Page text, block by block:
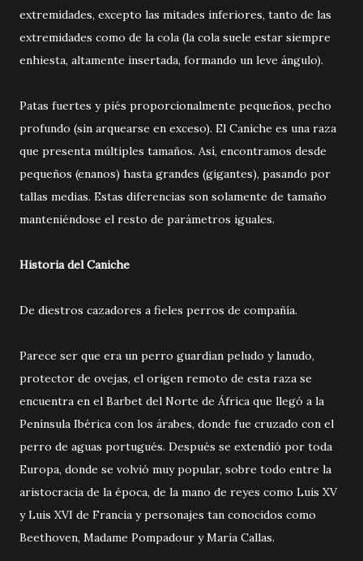
extremidades, excepto las mitades inferiores, tanto de las
extremidades como de la cola (la cola suele estar siempre
enhiesta, altamente insertada, formando un leve ángulo).
Patas fuertes y piés proporcionalmente pequeños, pecho
profundo (sin arquearse en exceso). El Caniche es una raza
que presenta múltiples tamaños. Así, encontramos desde
pequeños (enanos) hasta grandes (gigantes), pasando por
tallas medias. Estas diferencias son solamente de tamaño
manteniéndose el resto de parámetros iguales.
Historia del Caniche
De diestros cazadores a fieles perros de compañía.
Parece ser que era un perro guardian peludo y lanudo,
protector de ovejas, el origen remoto de esta raza se
encuentra en el Barbet del Norte de África que llegó a la
Península Ibérica con los árabes, donde fue cruzado con el
perro de aguas portugués. Después se extendió por toda
Europa, donde se volvió muy popular, sobre todo entre la
aristocracia de la época, de la mano de reyes como Luis XV
y Luis XVI de Francia y personajes tan conocidos como
Beethoven, Madame Pompadour y María Callas.